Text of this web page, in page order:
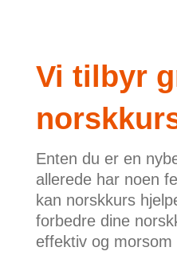
Vi tilbyr
Enten du er en
allerede har noen
kan norskkurs
forbedre dine
effektiv og morsom